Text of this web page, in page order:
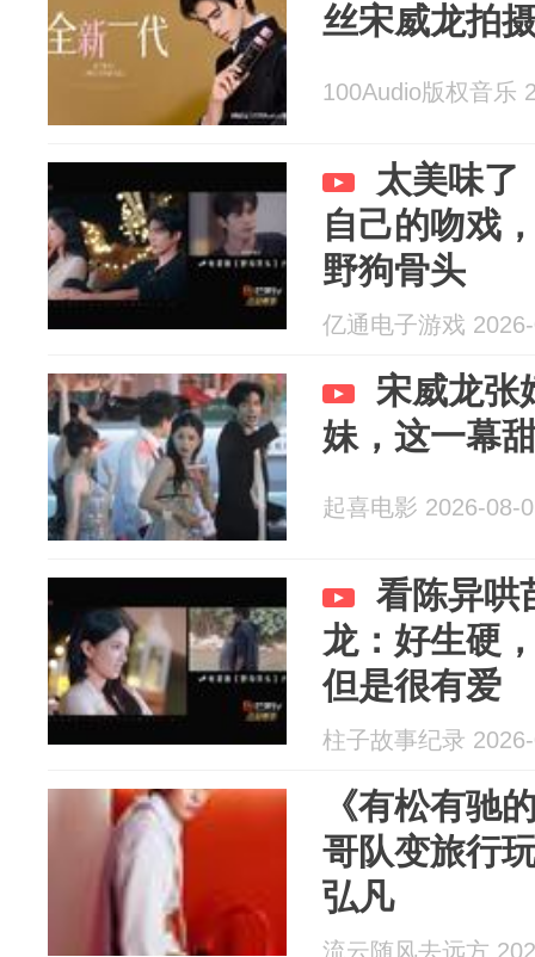
丝宋威龙拍
100Audio版权音乐
太美味了
自己的吻戏
野狗骨头
亿通电子游戏
宋威龙张
妹，这一幕
起喜电影 2026-08-
看陈异哄
龙：好生硬
但是很有爱
柱子故事纪录
《有松有驰
哥队变旅行
弘凡
流云随风去远方